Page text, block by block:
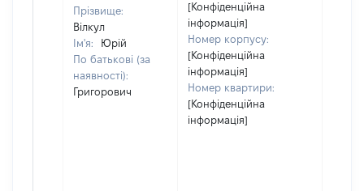
Прізвище:
Вілкул
Ім'я:
Юрій
По батькові (за
наявності):
Григорович
[Конфіденційна
інформація]
Номер корпусу:
[Конфіденційна
інформація]
Номер квартири:
[Конфіденційна
інформація]